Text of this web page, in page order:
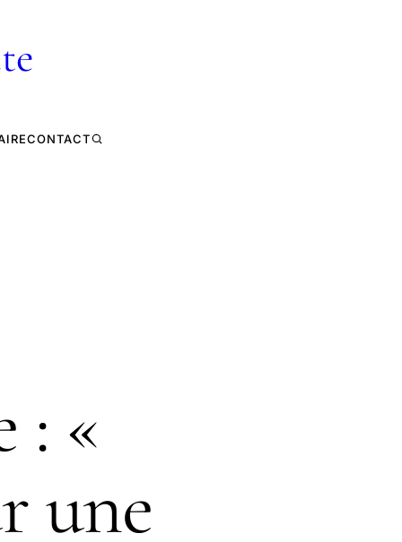
CONTACT
: «
une